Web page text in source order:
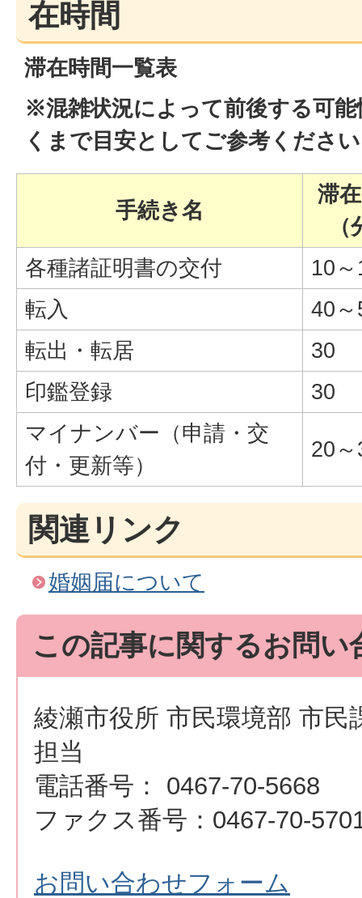
在時間
滞在時間一覧表
※混雑状況によって前後する可
くまで目安としてご参考くださ
手続き名
滞
各種諸証明書の交付
10
転入
40～
転出・転居
30
印鑑登録
30
マイナンバー（申請・交
付・更新等）
20
関連リンク
婚姻届について
この記事に関するお問い
綾瀬市役所 市民環境部 市民
担当
電話番号： 0467-70-5668
ファクス番号：0467-70-
お問い合わせフォーム